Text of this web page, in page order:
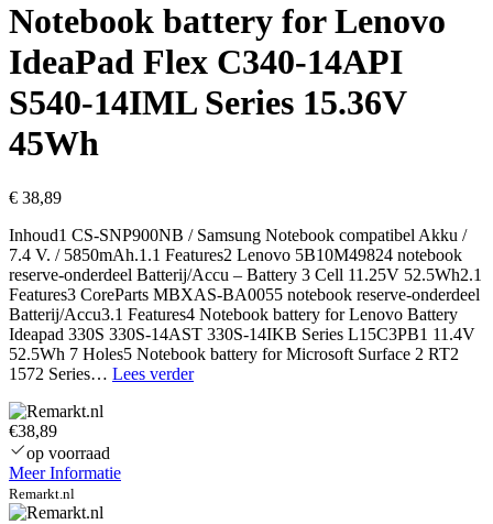
Notebook battery for Lenovo
IdeaPad Flex C340-14API
S540-14IML Series 15.36V
45Wh
€ 38,89
Inhoud1 CS-SNP900NB / Samsung Notebook compatibel Akku /
7.4 V. / 5850mAh.1.1 Features2 Lenovo 5B10M49824 notebook
reserve-onderdeel Batterij/Accu – Battery 3 Cell 11.25V 52.5Wh2.1
Features3 CoreParts MBXAS-BA0055 notebook reserve-onderdeel
Batterij/Accu3.1 Features4 Notebook battery for Lenovo Battery
Ideapad 330S 330S-14AST 330S-14IKB Series L15C3PB1 11.4V
52.5Wh 7 Holes5 Notebook battery for Microsoft Surface 2 RT2
1572 Series… Lees verderNotebook
€38,89
op voorraad
Meer Informatie
Remarkt.nl